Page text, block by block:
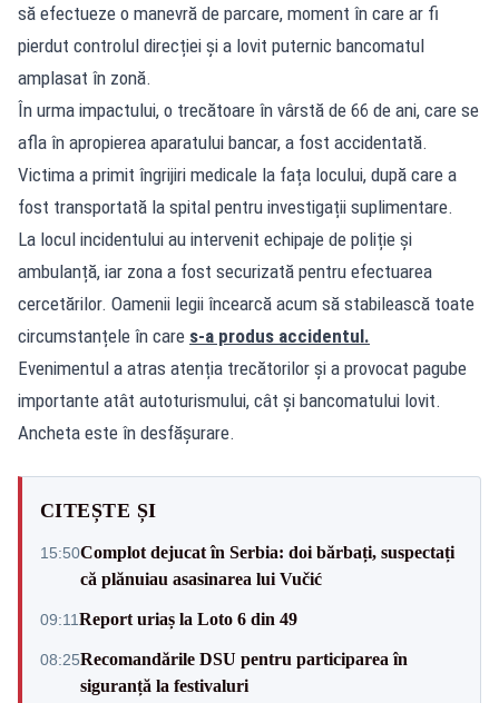
să efectueze o manevră de parcare, moment în care ar fi
pierdut controlul direcției și a lovit puternic bancomatul
amplasat în zonă.
În urma impactului, o trecătoare în vârstă de 66 de ani, care se
afla în apropierea aparatului bancar, a fost accidentată.
Victima a primit îngrijiri medicale la fața locului, după care a
fost transportată la spital pentru investigații suplimentare.
La locul incidentului au intervenit echipaje de poliție și
ambulanță, iar zona a fost securizată pentru efectuarea
cercetărilor. Oamenii legii încearcă acum să stabilească toate
circumstanțele în care s-a produs accidentul.
Evenimentul a atras atenția trecătorilor și a provocat pagube
importante atât autoturismului, cât și bancomatului lovit.
Ancheta este în desfășurare.
CITEȘTE ȘI
15:50Complot dejucat în Serbia: doi bărbați, suspectați
că plănuiau asasinarea lui Vučić
09:11Report uriaș la Loto 6 din 49
08:25Recomandările DSU pentru participarea în
siguranță la festivaluri